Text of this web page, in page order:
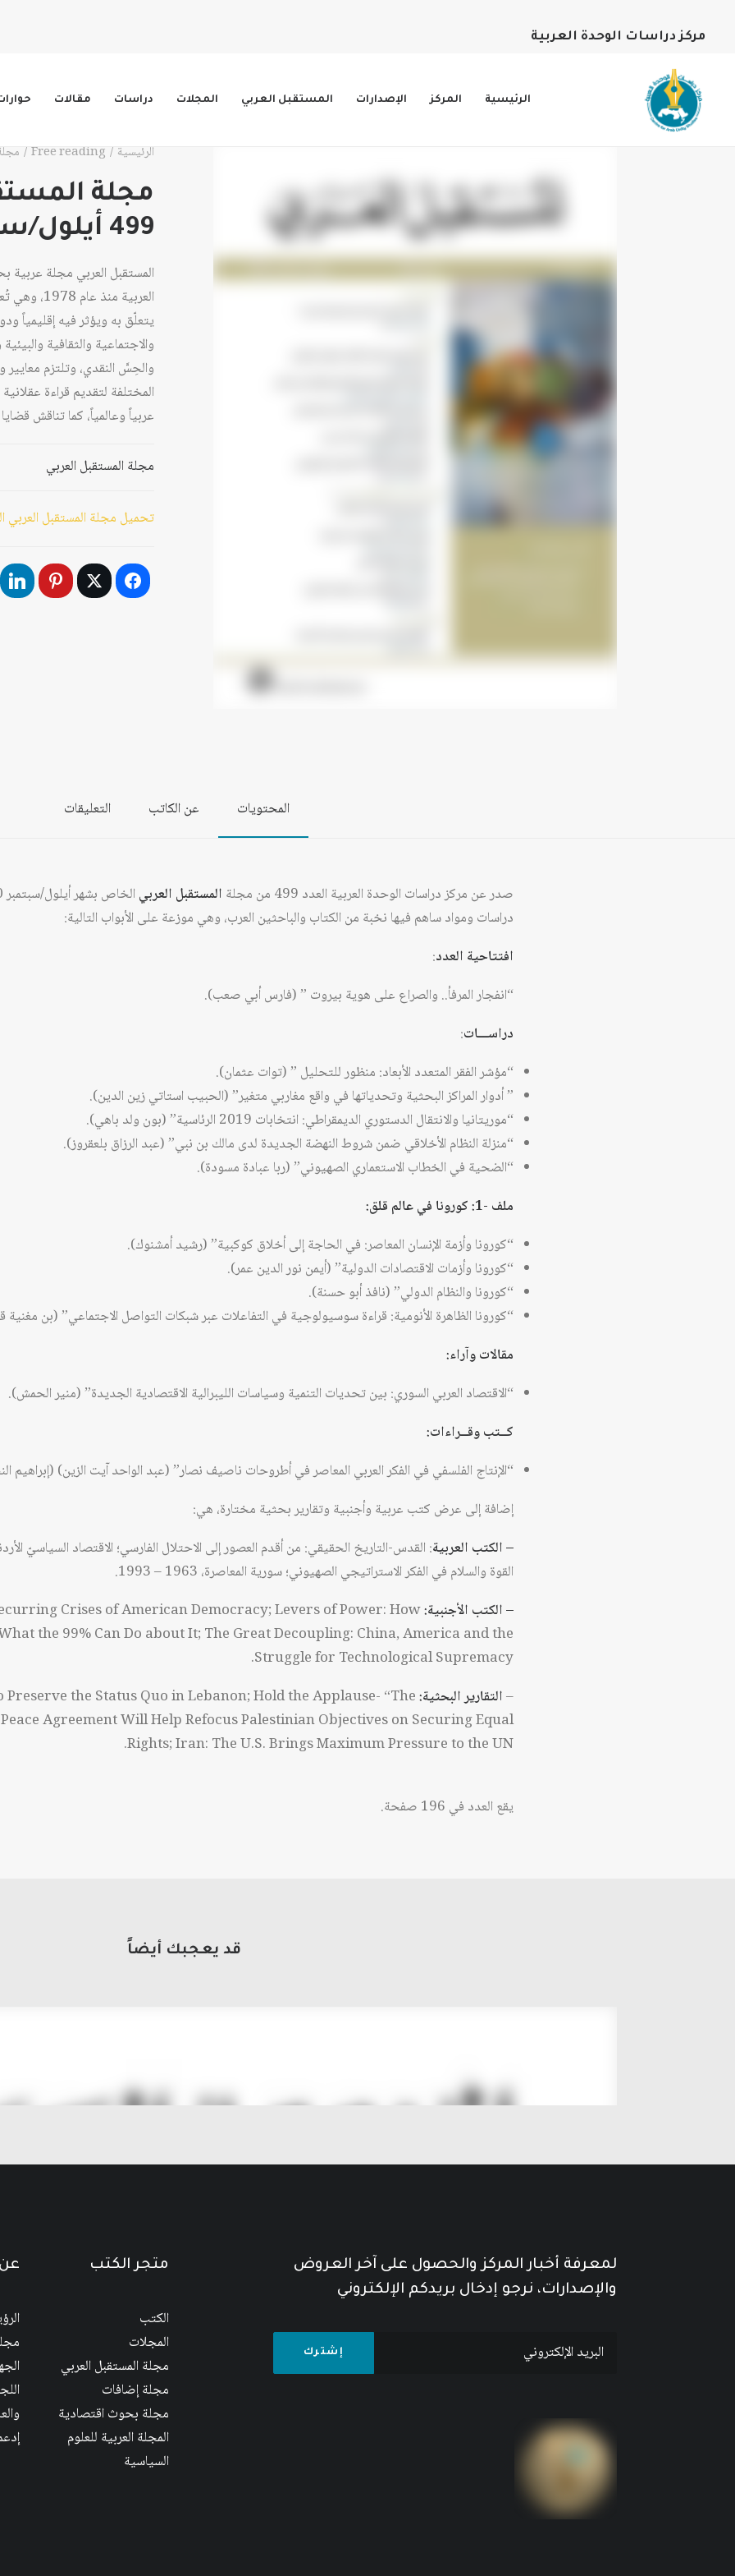
مركز دراسات الوحدة العربية
الرئيسية المركز الإصدارات المستقبل العربي المجلات دراسات مقالات
الرئيسية Free reading مجلة
مجلة
499 أيلول/سبتمبر 2020
المستقبل العربي مجلة
العربية
يتعلّق به ويؤثر فيه إقليمياً
والاجتماعية والثقافية
والحِسَّ النقدي، وتلتزم معايير
المختلفة لتقديم قراءة
عربياً وعالمياً، كما تناقش
مجلة المستقبل العربي
تحميل مجلة المستقبل العربي
المحتويات عن الكاتب التعليقات
صدر عن مركز دراسات الوحدة العربية العدد 499 من مجلة المستقبل العربي
دراسات ومواد ساهم فيها نخبة من الكتاب والباحثين العرب، وهي موزعة على الأبواب التالية:
افتتاحية العدد:
“انفجار المرفأ.. والصراع على هوية بيروت ” (فارس أبي صعب).
دراســـات:
“مؤشر الفقر المتعدد الأبعاد: منظور للتحليل ” (توات عثمان).
” أدوار المراكز البحثية وتحدياتها في واقع مغاربي متغير” (الحبيب استاتي زين الدين).
“موريتانيا والانتقال الدستوري الديمقراطي: انتخابات 2019 الرئاسية” (بون ولد باهي).
“منزلة النظام الأخلاقي ضمن شروط النهضة الجديدة لدى مالك بن نبي” (عبد الرزاق بلعقروز).
“الضحية في الخطاب الاستعماري الصهيوني” (ربا عبادة مسودة).
ملف -1: كورونا
فيعالم قلق:
“كورونا وأزمة الإنسان المعاصر: في الحاجة إلى أخلاق كوكبية” (رشيد أمشنوك).
“كورونا وأزمات الاقتصادات الدولية” (أيمن نور الدين عمر).
“كورونا والنظام الدولي” (نافذ أبو حسنة).
“كورونا الظاهرة الأنومية: قراءة سوسيولوجية في التفاعلات عبر شبكات التواصل الاجتماعي” (بن مغنية
مقالات وآراء:
“الاقتصاد العربي السوري: بين تحديات التنمية وسياسات الليبرالية الاقتصادية الجديدة” (منير الحمش).
كــتب وقــراءات:
“الإنتاج الفلسفي في الفكر العربي المعاصر في أطروحات ناصيف نصار” (عبد الواحد آيت الزين) (إبراهيم
إضافة إلى عرض كتب عربية وأجنبية وتقارير بحثية مختارة، هي:
– الكتب العربية: القدس-التاريخ الحقيقي: من أقدم العصور إلى الاحتلال الفارسي؛ الاقتصاد السياسيّ
القوة والسلام في الفكر الاستراتيجي الصهيوني؛ سورية المعاصرة، 1963 – 1993.
– الكتب الأجنبية:Crises of American Democracy; Levers of Power: How
the 99% Can Do about It; The Great Decoupling: China, America and the
Struggle for Technological Supremacy.
–التقارير البحثية:Preserve the Status Quo in Lebanon; Hold the Applause- “The
Agreement Will Help Refocus Palestinian Objectives on Securing Equal
Rights; Iran: The U.S. Brings Maximum Pressure to the UN.
يقع العدد في 196 صفحة.
قد يعجبك أيضاً
لمعرفة أخبار المركز والحصول على آخر العروض
والإصدارات، نرجو إدخال بريدكم الإلكتروني
متجر الكتب
الكتب
المجلات
مجلة المستقبل العربي
مجلة إضافات
مجلة بحوث اقتصادية
المجلة العربية للعلوم
السياسية
عن